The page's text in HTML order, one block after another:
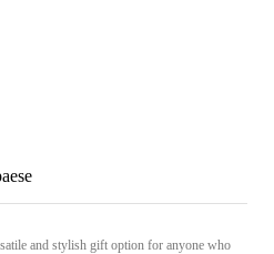
and stylish gift option for anyone who